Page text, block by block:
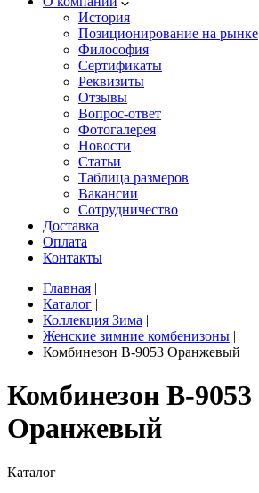
История
Позиционирование на рынке
Философия
Сертификаты
Реквизиты
Отзывы
Вопрос-ответ
Фотогалерея
Новости
Статьи
Таблица размеров
Вакансии
Сотрудничество
Доставка
Оплата
Контакты
Главная |
Каталог |
Коллекция Зима |
Женские зимние комбенизоны |
Комбинезон B-9053 Оранжевый
Комбинезон B-9053
Оранжевый
Каталог